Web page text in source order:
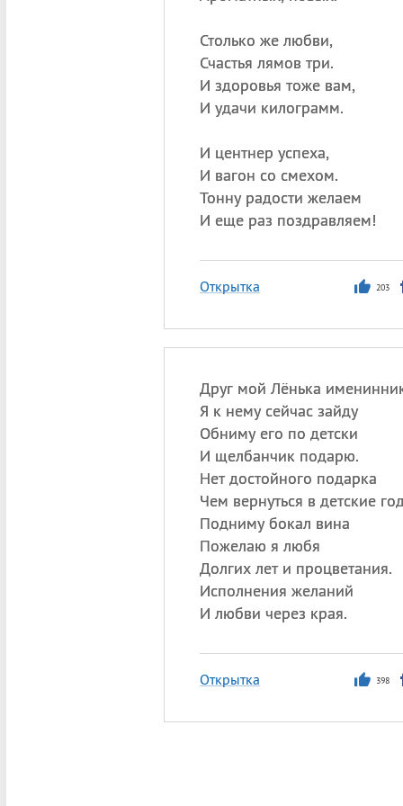
Столько же любви,
Счастья лямов три.
И здоровья тоже вам,
И удачи килограмм.
И центнер успеха,
И вагон со смехом.
Тонну радости желаем
И еще раз поздравляем!
Открытка 203
Друг мой Лёнька
Я к нему сейчас зайду
Обниму его по детски
И щелбанчик подарю.
Нет достойного подарка
Чем вернуться в детские
Подниму бокал вина
Пожелаю я любя
Долгих лет и процветания.
Исполнения желаний
И любви через края.
Открытка 398